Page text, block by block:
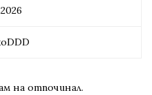
на отпочинал.